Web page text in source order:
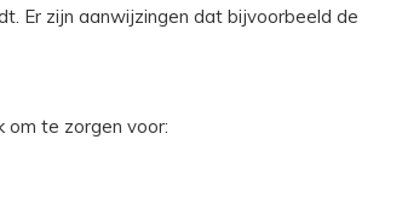
Er zijn aanwijzingen dat bijvoorbeeld de
om te zorgen voor: